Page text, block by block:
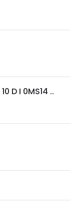
D I 0MS14 ..